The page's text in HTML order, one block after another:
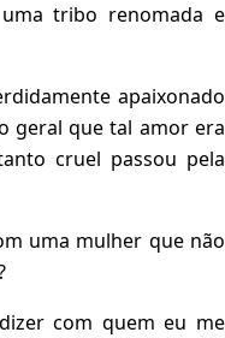
tribo renomada e
apaixonado
geral que tal amor era
cruel passou pela
uma mulher que não
com quem eu me